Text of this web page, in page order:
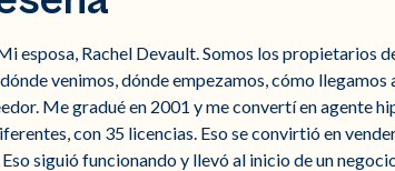
esposa, Rachel Devault. Somos los propietarios
venimos, dónde empezamos, cómo
Me gradué en 2001 y me convertí en agente
con 35 licencias. Eso se convirtió en
siguió funcionando y llevó al inicio de un